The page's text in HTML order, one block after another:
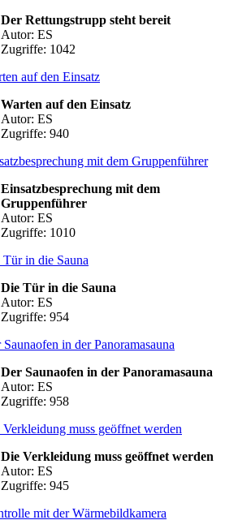
Der Rettungstrupp steht bereit
Autor: ES
Zugriffe: 1042
Warten auf den Einsatz
Autor: ES
Zugriffe: 940
Einsatzbesprechung mit dem
Gruppenführer
Autor: ES
Zugriffe: 1010
Die Tür in die Sauna
Autor: ES
Zugriffe: 954
Der Saunaofen in der Panoramasauna
Autor: ES
Zugriffe: 958
Die Verkleidung muss geöffnet werden
Autor: ES
Zugriffe: 945